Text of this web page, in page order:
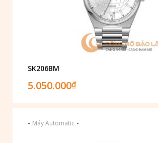
SK206BM
5.050.000₫
- Máy Automatic -